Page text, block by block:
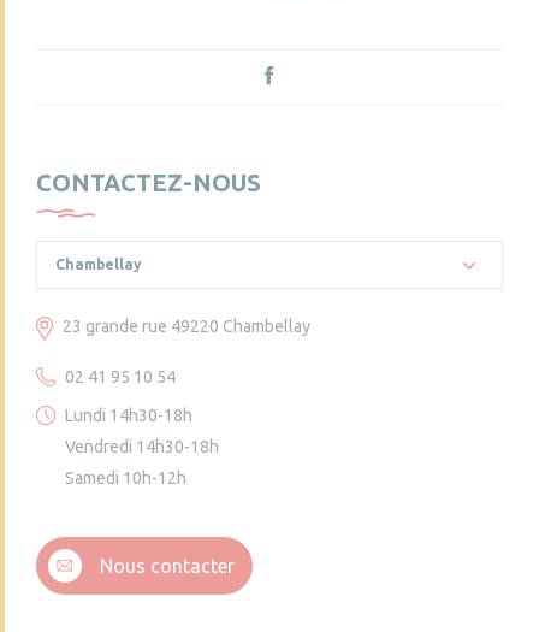
CONTACTEZ-NOUS
Chambellay
23 grande rue 49220 Chambellay
02 41 95 10 54
Lundi 14h30-18h
Vendredi 14h30-18h
Samedi 10h-12h
Nous contacter